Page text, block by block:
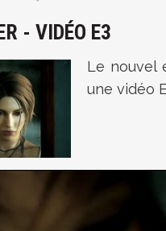
- VIDÉO E3
Le nouvel
une vidéo